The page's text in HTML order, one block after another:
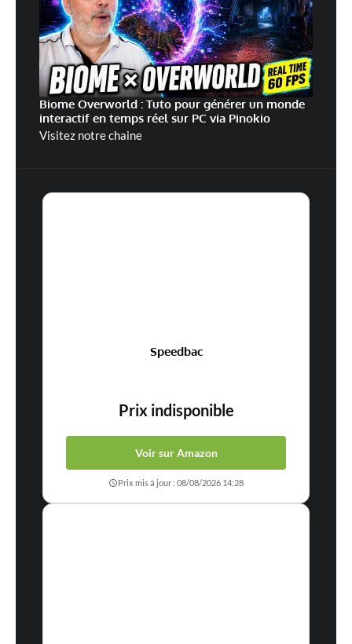
Biome Overworld : Tuto pour générer un monde
interactif en temps réel sur PC via Pinokio
Visitez notre chaine
Speedbac
Prix indisponible
Voir sur Amazon
Prix mis à jour : 08/08/2026 14:28